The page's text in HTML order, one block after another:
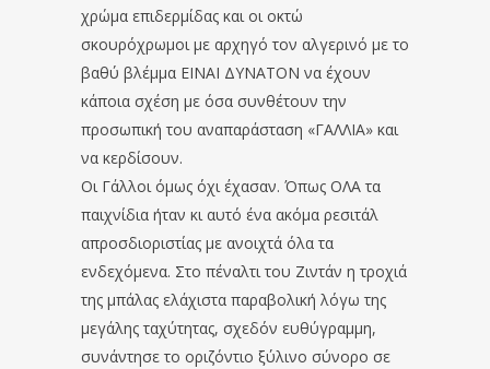
χρώμα επιδερμίδας και οι οκτώ
σκουρόχρωμοι με αρχηγό τον αλγερινό με το
βαθύ βλέμμα ΕΙΝΑΙ ΔΥΝΑΤΟΝ να έχουν
κάποια σχέση με όσα συνθέτουν την
προσωπική του αναπαράσταση «ΓΑΛΛΙΑ» και
να κερδίσουν.
Οι Γάλλοι όμως όχι έχασαν. Όπως ΟΛΑ τα
παιχνίδια ήταν κι αυτό ένα ακόμα ρεσιτάλ
απροσδιοριστίας με ανοιχτά όλα τα
ενδεχόμενα. Στο πέναλτι του Ζιντάν η τροχιά
της μπάλας ελάχιστα παραβολική λόγω της
μεγάλης ταχύτητας, σχεδόν ευθύγραμμη,
συνάντησε το οριζόντιο ξύλινο σύνορο σε